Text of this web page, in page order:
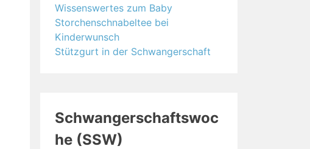
Wissenswertes zum Baby
Storchenschnabeltee bei
Kinderwunsch
Stützgurt in der Schwangerschaft
Schwangerschaftswoc
he (SSW)